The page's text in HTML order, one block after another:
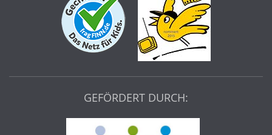
GEFÖRDERT DURCH: